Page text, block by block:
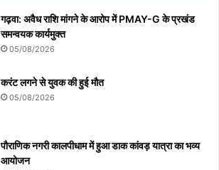
गढ़वा: अवैध राशि मांगने के आरोप में PMAY-G के प्रखंड
समन्वयक कार्यमुक्त
05/08/2026
करंट लगने से युवक की हुई मौत
05/08/2026
पौराणिक नगरी कालपीधाम में हुआ डाक कांवड़ यात्रा का भव्य
आयोजन